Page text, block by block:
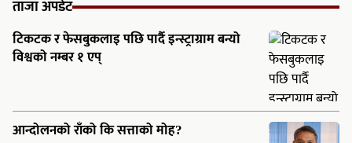
ताजा अपडेट
टिकटक र फेसबुकलाइ पछि पार्दै इन्स्ट्राग्राम बन्यो
विश्वको नम्बर १ एप्
आन्दोलनको राँको कि सत्ताको मोह?